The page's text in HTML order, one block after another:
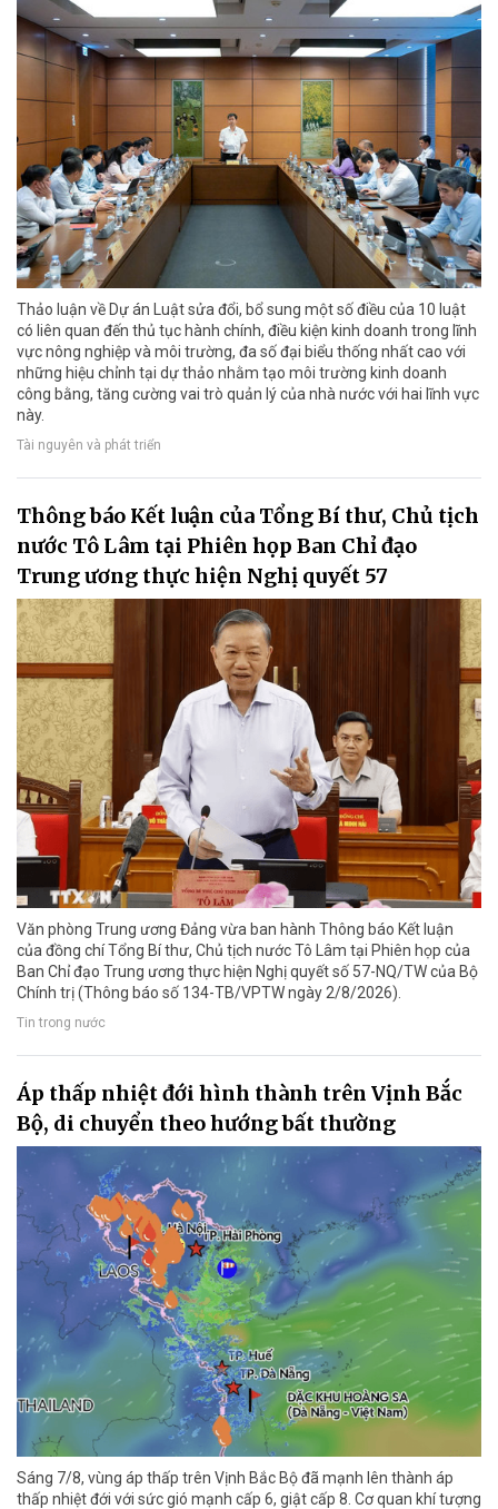
Thảo luận về Dự án Luật sửa đổi, bổ sung một số điều của 10 luật
có liên quan đến thủ tục hành chính, điều kiện kinh doanh trong lĩnh
vực nông nghiệp và môi trường, đa số đại biểu thống nhất cao với
những hiệu chỉnh tại dự thảo nhằm tạo môi trường kinh doanh
công bằng, tăng cường vai trò quản lý của nhà nước với hai lĩnh vực
này.
Tài nguyên và phát triển
Thông báo Kết luận của Tổng Bí thư, Chủ tịch
nước Tô Lâm tại Phiên họp Ban Chỉ đạo
Trung ương thực hiện Nghị quyết 57
Văn phòng Trung ương Đảng vừa ban hành Thông báo Kết luận
của đồng chí Tổng Bí thư, Chủ tịch nước Tô Lâm tại Phiên họp của
Ban Chỉ đạo Trung ương thực hiện Nghị quyết số 57-NQ/TW của Bộ
Chính trị (Thông báo số 134-TB/VPTW ngày 2/8/2026).
Tin trong nước
Áp thấp nhiệt đới hình thành trên Vịnh Bắc
Bộ, di chuyển theo hướng bất thường
Sáng 7/8, vùng áp thấp trên Vịnh Bắc Bộ đã mạnh lên thành áp
thấp nhiệt đới với sức gió mạnh cấp 6, giật cấp 8. Cơ quan khí tượng